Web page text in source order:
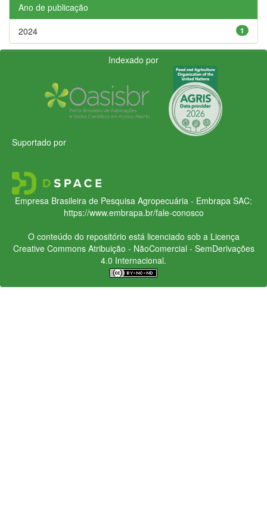
Ano de publicação
1
2024
Indexado por
Suportado por
Empresa Brasileira de Pesquisa Agropecuária - Embrapa SAC:
https://www.embrapa.br/fale-conosco
O conteúdo do repositório está licenciado sob a Licença
Creative CommonsAtribuição - NãoComercial - SemDerivações
4.0 Internacional.